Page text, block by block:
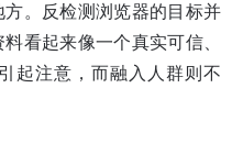
。反检测浏览器的目标并
看起来像一个真实可信、
起注意，而融入人群则不